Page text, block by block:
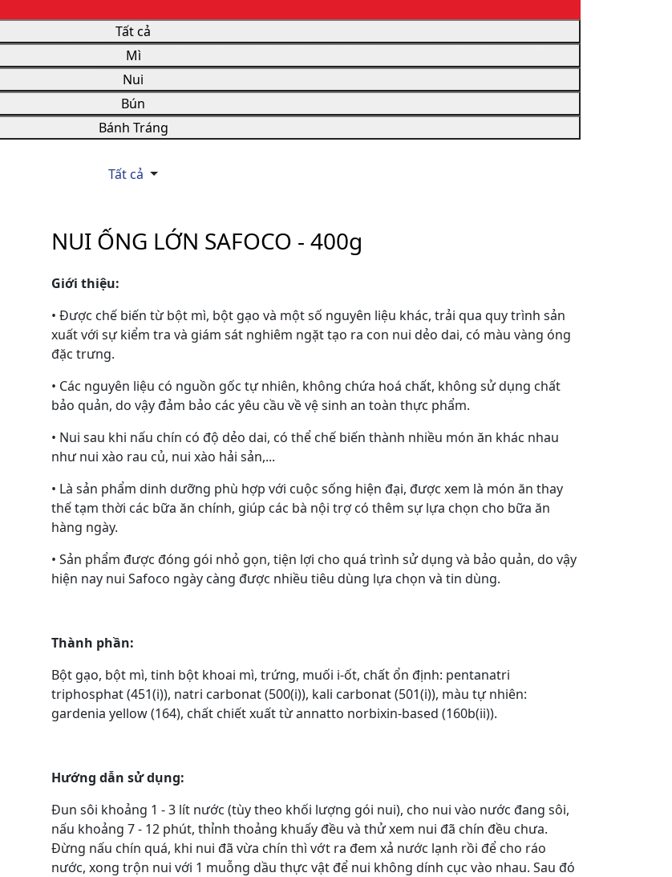
Giới Thiệu Sản Phẩm Tin Tức Tuyển Dụng Quan Hệ Cổ Đông Liên Hệ VN EN
Tất cả
Mì
Nui
Bún
Bánh Tráng
Tất cả
NUI ỐNG LỚN SAFOCO - 400g
Giới thiệu:
• Được chế biến từ bột mì, bột gạo và một số nguyên liệu khác, trải qua quy trình sản
xuất với sự kiểm tra và giám sát nghiêm ngặt tạo ra con nui dẻo dai, có màu vàng óng
đặc trưng.
• Các nguyên liệu có nguồn gốc tự nhiên, không chứa hoá chất, không sử dụng chất
bảo quản, do vậy đảm bảo các yêu cầu về vệ sinh an toàn thực phẩm.
• Nui sau khi nấu chín có độ dẻo dai, có thể chế biến thành nhiều món ăn khác nhau
như nui xào rau củ, nui xào hải sản,...
• Là sản phẩm dinh dưỡng phù hợp với cuộc sống hiện đại, được xem là món ăn thay
thế tạm thời các bữa ăn chính, giúp các bà nội trợ có thêm sự lựa chọn cho bữa ăn
hàng ngày.
• Sản phẩm được đóng gói nhỏ gọn, tiện lợi cho quá trình sử dụng và bảo quản, do vậy
hiện nay nui Safoco ngày càng được nhiều tiêu dùng lựa chọn và tin dùng.
Thành phần:
Bột gạo, bột mì, tinh bột khoai mì, trứng, muối i-ốt, chất ổn định: pentanatri
triphosphat (451(i)), natri carbonat (500(i)), kali carbonat (501(i)), màu tự nhiên:
gardenia yellow (164), chất chiết xuất từ annatto norbixin-based (160b(ii)).
Hướng dẫn sử dụng:
Đun sôi khoảng 1 - 3 lít nước (tùy theo khối lượng gói nui), cho nui vào nước đang sôi,
nấu khoảng 7 - 12 phút, thỉnh thoảng khuấy đều và thử xem nui đã chín đều chưa.
Đừng nấu chín quá, khi nui đã vừa chín thì vớt ra đem xả nước lạnh rồi để cho ráo
nước, xong trộn nui với 1 muỗng dầu thực vật để nui không dính cục vào nhau. Sau đó